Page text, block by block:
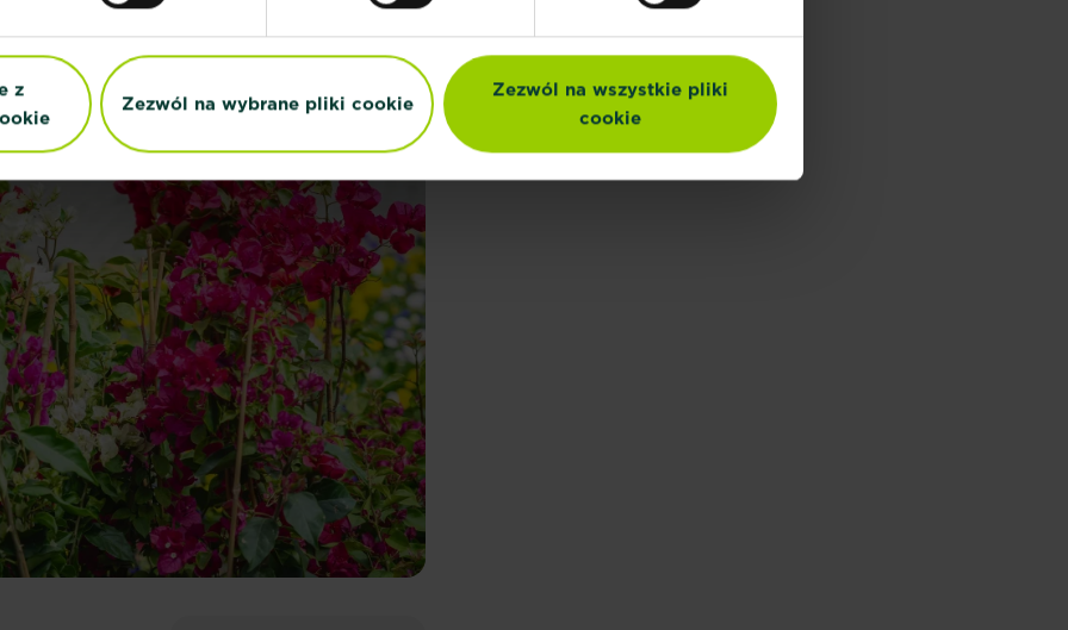
z
Zezwól na wybrane pliki cookie
Zezwól na wszystkie pliki
cookie